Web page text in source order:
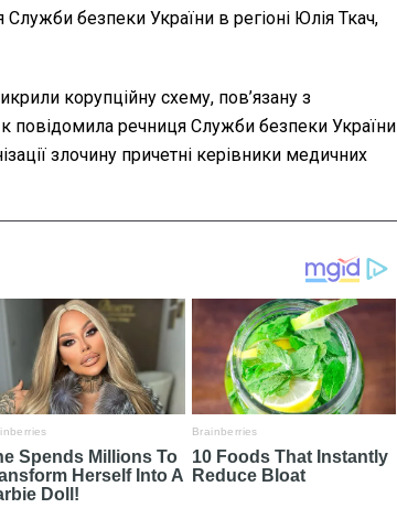
Служби безпеки України в регіоні Юлія Ткач,
корупційну схему, пов’язану з
повідомила речниця Служби безпеки України
злочину причетні керівники медичних